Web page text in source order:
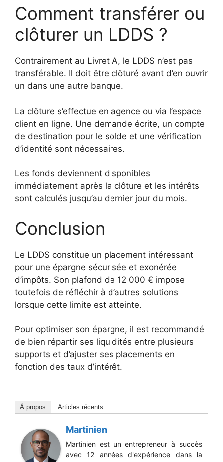
Comment transférer ou
clôturer un LDDS ?
Contrairement au Livret A, le LDDS n’est pas
transférable. Il doit être clôturé avant d’en ouvrir
un dans une autre banque.
La clôture s’effectue en agence ou via l’espace
client en ligne. Une demande écrite, un compte
de destination pour le solde et une vérification
d’identité sont nécessaires.
Les fonds deviennent disponibles
immédiatement après la clôture et les intérêts
sont calculés jusqu’au dernier jour du mois.
Conclusion
Le LDDS constitue un placement intéressant
pour une épargne sécurisée et exonérée
d’impôts. Son plafond de 12 000 € impose
toutefois de réfléchir à d’autres solutions
lorsque cette limite est atteinte.
Pour optimiser son épargne, il est recommandé
de bien répartir ses liquidités entre plusieurs
supports et d’ajuster ses placements en
fonction des taux d’intérêt.
À propos Articles récents
Martinien
Martinien est un entrepreneur à succès
avec 12 années d'expérience dans la